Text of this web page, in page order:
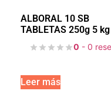
ALBORAL 10 SB
TABLETAS 250g 5 kg
0 - 0
Leer más